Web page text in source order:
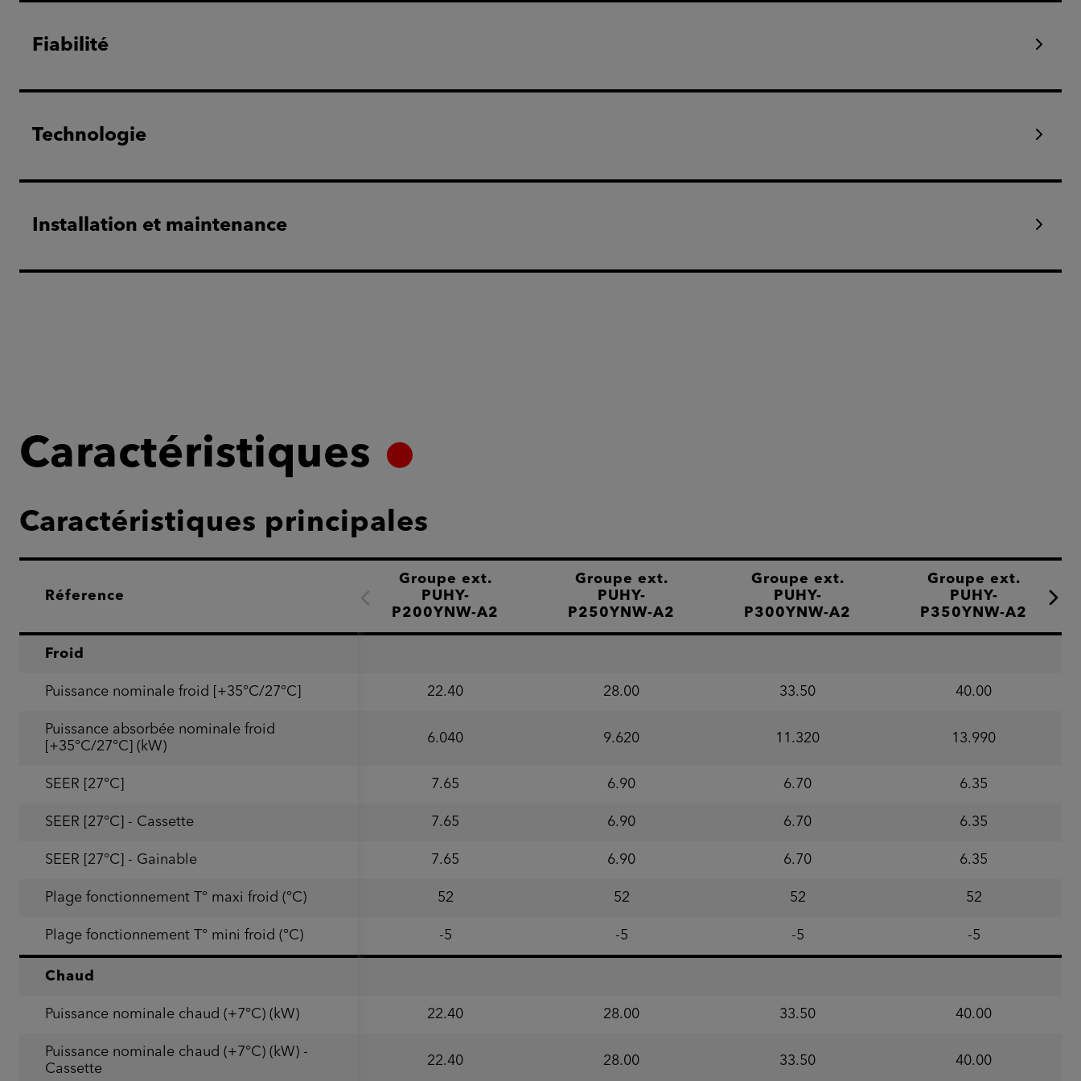
Fiabilité
Technologie
Installation et maintenance
Caractéristiques
Caractéristiques principales
Réference Caractéristique suivante
Groupe ext.
PUHY-
P200YNW-A2
Groupe ext.
PUHY-
P250YNW-A2
Groupe ext.
PUHY-
P300YNW-A2
Groupe ext.
PUHY-
P350YNW-A2
Froid
Puissance nominale froid [+35°C/27°C]
Puissance absorbée nominale froid
[+35°C/27°C] (kW)
SEER [27°C]
SEER [27°C] - Cassette
SEER [27°C] - Gainable
Plage fonctionnement T° maxi froid (°C)
Plage fonctionnement T° mini froid (°C)
Chaud
Puissance nominale chaud (+7°C) (kW)
Puissance nominale chaud (+7°C) (kW) -
Cassette
22.40
6.040
7.65
7.65
7.65
52
-5
22.40
22.40
28.00
9.620
6.90
6.90
6.90
52
-5
28.00
28.00
33.50
11.320
6.70
6.70
6.70
52
-5
33.50
33.50
40.00
13.990
6.35
6.35
6.35
52
-5
40.00
40.00